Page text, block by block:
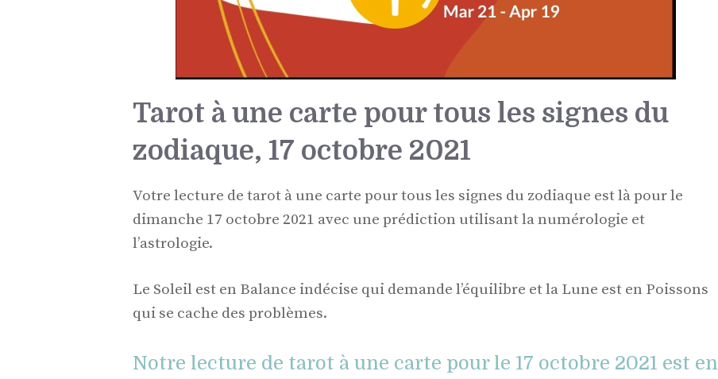
Tarot à une carte pour tous les signes du
zodiaque, 17 octobre 2021
Votre lecture de tarot à une carte pour tous les signes du zodiaque est là pour le
dimanche 17 octobre 2021 avec une prédiction utilisant la numérologie et
l’astrologie.
Le Soleil est en Balance indécise qui demande l’équilibre et la Lune est en Poissons
qui se cache des problèmes.
Notre lecture de tarot à une carte pour le 17 octobre 2021 est en